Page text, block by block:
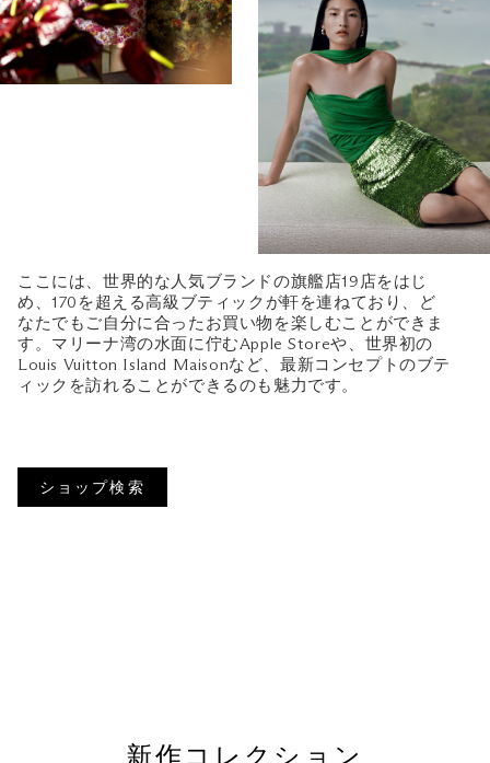
ここには、世界的な人気ブランドの旗艦店19店をはじ
め、170を超える高級ブティックが軒を連ねており、ど
なたでもご自分に合ったお買い物を楽しむことができま
す。マリーナ湾の水面に佇むApple Storeや、世界初の
Louis Vuitton Island Maisonなど、最新コンセプトのブテ
ィックを訪れることができるのも魅力です。
ショップ検索
新作コレクション